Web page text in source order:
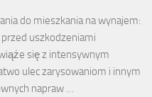
do mieszkania na wynajem:
uszkodzeniami
się z intensywnym
ulec zarysowaniom i innym
napraw …